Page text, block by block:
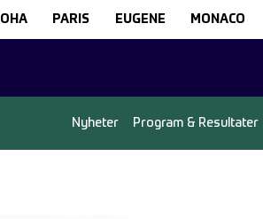
PARIS EUGENE MONACO
Nyheter Program & Resultater